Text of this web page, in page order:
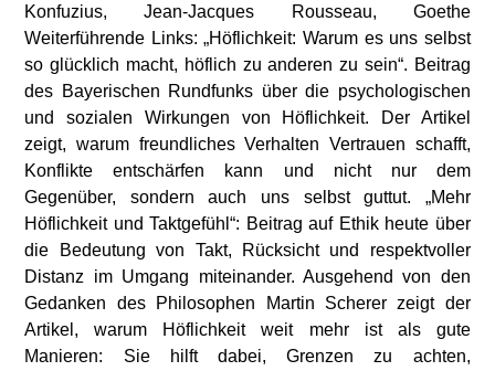
Konfuzius, Jean-Jacques Rousseau, Goethe
Weiterführende Links: „Höflichkeit: Warum es uns selbst
so glücklich macht, höflich zu anderen zu sein“. Beitrag
des Bayerischen Rundfunks über die psychologischen
und sozialen Wirkungen von Höflichkeit. Der Artikel
zeigt, warum freundliches Verhalten Vertrauen schafft,
Konflikte entschärfen kann und nicht nur dem
Gegenüber, sondern auch uns selbst guttut. „Mehr
Höflichkeit und Taktgefühl“: Beitrag auf Ethik heute über
die Bedeutung von Takt, Rücksicht und respektvoller
Distanz im Umgang miteinander. Ausgehend von den
Gedanken des Philosophen Martin Scherer zeigt der
Artikel, warum Höflichkeit weit mehr ist als gute
Manieren: Sie hilft dabei, Grenzen zu achten,